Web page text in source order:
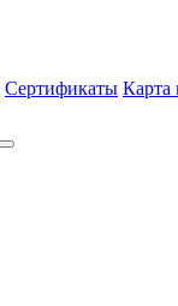
Сертификаты Карта